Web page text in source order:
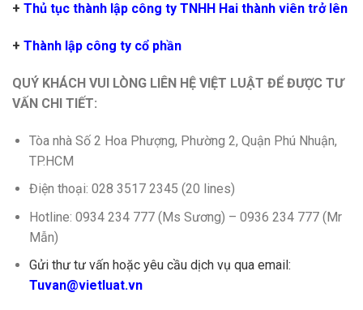
+ Thủ tục thành lập công ty TNHH Hai thành viên trở lên
+ Thành lập công ty cổ phần
QUÝ KHÁCH VUI LÒNG LIÊN HỆ VIỆT LUẬT ĐỂ ĐƯỢC TƯ
VẤN CHI TIẾT:
Tòa nhà Số 2 Hoa Phượng, Phường 2, Quận Phú Nhuận,
TP.HCM
Điện thoại: 028 3517 2345 (20 lines)
Hotline: 0934 234 777 (Ms Sương) – 0936 234 777 (Mr
Mẫn)
Gửi thư tư vấn hoặc yêu cầu dịch vụ qua email:
Tuvan@vietluat.vn